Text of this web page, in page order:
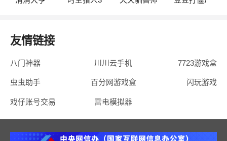
友情链接
八门神器 川川云手机 7723游戏盒
虫虫助手 百分网游戏盒 闪玩游戏
戏仔账号交易 雷电模拟器